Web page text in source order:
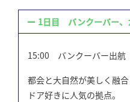
1日目 バンクーバー、
15:00 バンクーバー出航
都会と大自然が美しく融
ドア好きに人気の拠点。